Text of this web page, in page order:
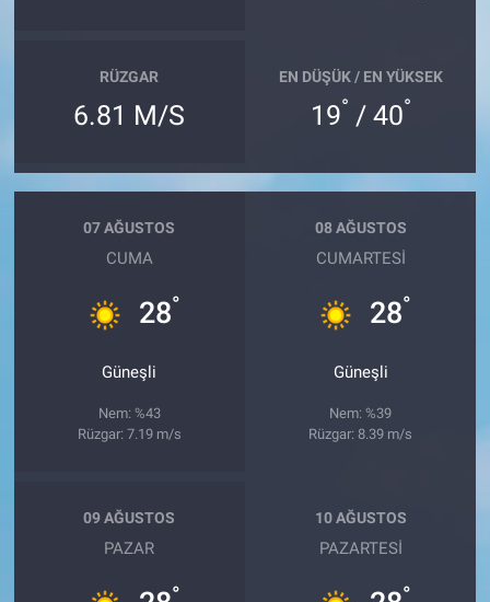
RÜZGAR
6.81 M/S
EN DÜŞÜK / EN YÜKSEK
19° / 40°
07 AĞUSTOS
CUMA
28°
Güneşli
Nem: %43
Rüzgar: 7.19 m/s
08 AĞUSTOS
CUMARTESI
28°
Güneşli
Nem: %39
Rüzgar: 8.39 m/s
09 AĞUSTOS
PAZAR
°
10 AĞUSTOS
PAZARTESI
°